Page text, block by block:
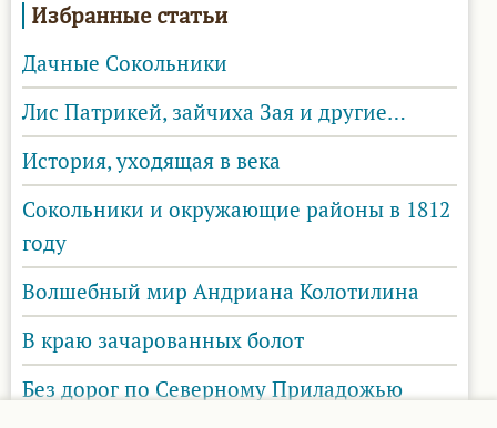
Избранные статьи
Дачные Сокольники
Лис Патрикей, зайчиха Зая и другие…
История, уходящая в века
Сокольники и окружающие районы в 1812
году
Волшебный мир Андриана Колотилина
В краю зачарованных болот
Без дорог по Северному Приладожью